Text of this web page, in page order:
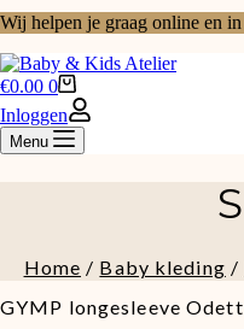
Wij helpen je graag online en
Winkelwagen
€0.00 0
Inloggen
Menu
Home / Baby kleding /
GYMP longesleeve